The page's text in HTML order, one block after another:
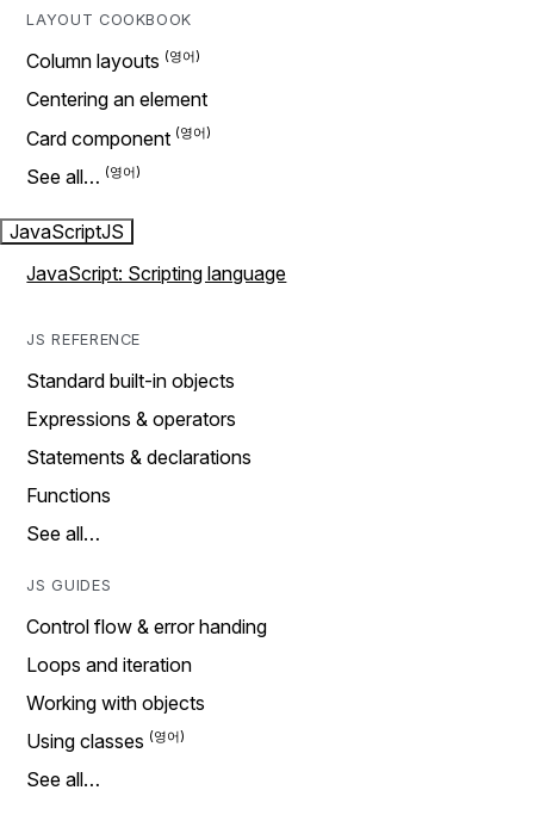
LAYOUT COOKBOOK
Column layouts
Centering an element
Card component
See all…
JavaScriptJS
JavaScript: Scripting language
JS REFERENCE
Standard built-in objects
Expressions & operators
Statements & declarations
Functions
See all…
JS GUIDES
Control flow & error handing
Loops and iteration
Working with objects
Using classes
See all…